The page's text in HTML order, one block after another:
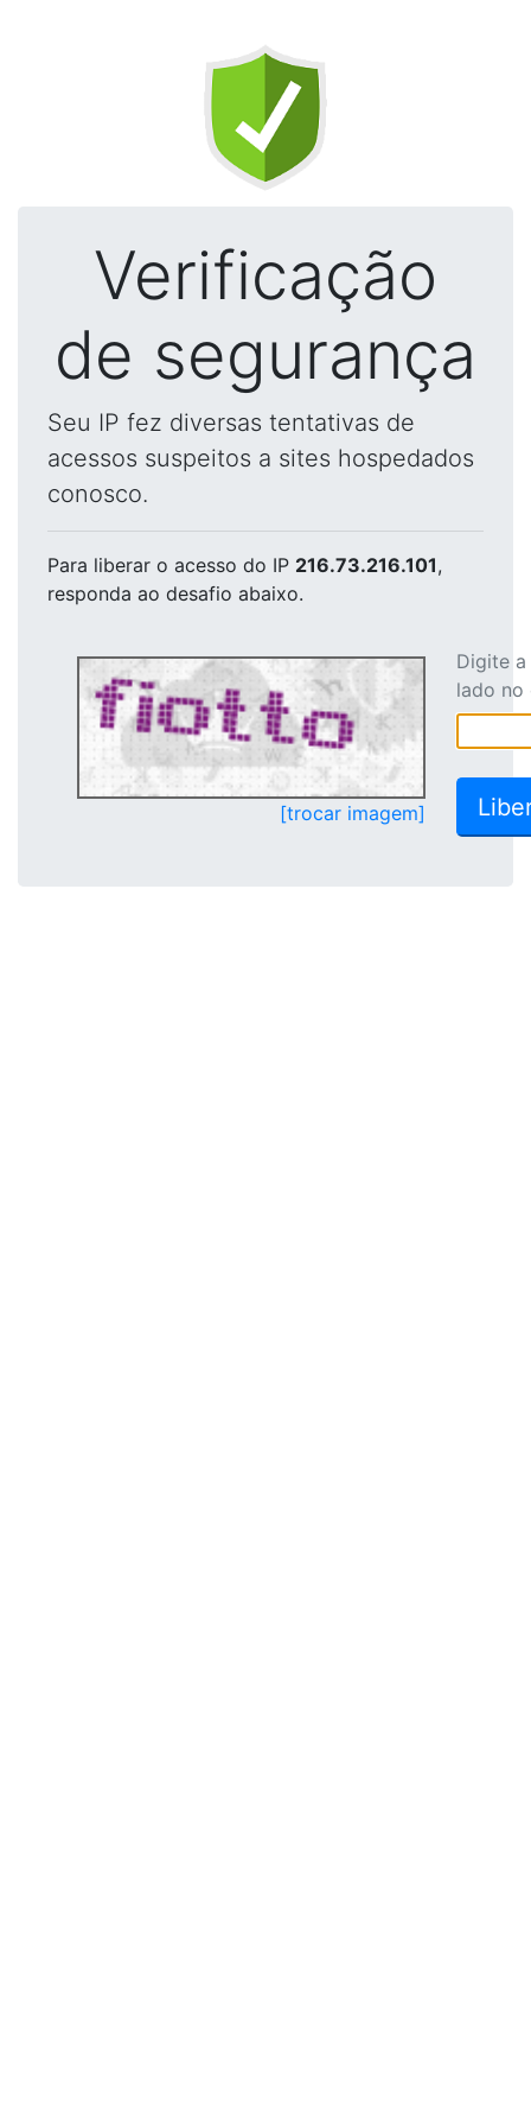
Verificação
de segurança
Seu IP fez diversas tentativas de
acessos suspeitos a sites hospedados
conosco.
Para liberar o acesso do IP 216.73.216.101,
responda ao desafio abaixo.
[trocar imagem]
Digite
lado no